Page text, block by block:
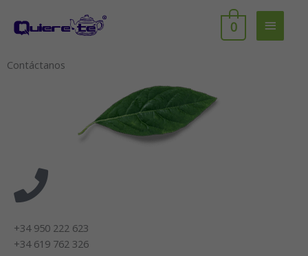
contenido
Menú
0
Contáctanos
+34 950 222 623
+34 619 762 326